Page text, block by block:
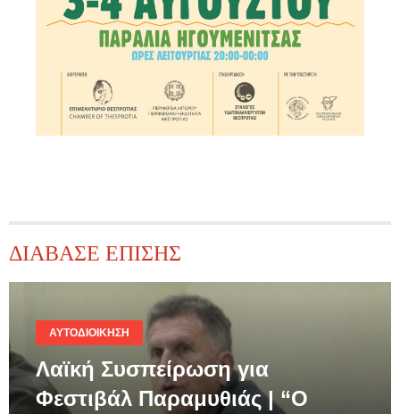
ΔΙΑΒΑΣΕ ΕΠΙΣΗΣ
ΑΥΤΟΔΙΟΊΚΗΣΗ
Λαϊκή Συσπείρωση για
Φεστιβάλ Παραμυθιάς | “Ο